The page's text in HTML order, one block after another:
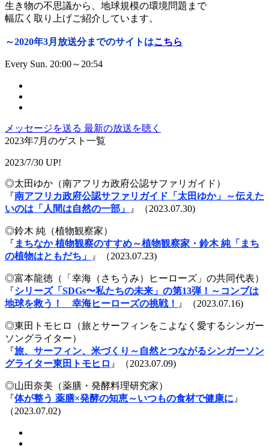
生き物の不思議から、地球規模の環境問題まで
幅広く取り上げご紹介しています。
～2020年3月放送分までのサイトはこちら
Every Sun. 20:00～20:54
メッセージを送る 最新の放送を聴く
2023年7月のゲスト一覧
2023/7/30 UP!
◎太田ゆか（南アフリカ政府公認サファリガイド）
『南アフリカ政府公認サファリガイド「太田ゆか」～伝えた
いのは「人間は自然の一部」
』（2023.07.30)
◎鈴木 純（植物観察家）
『 まちなか 植物観察のすすめ～植物観察家・鈴木 純「まち
の植物はともだち」
』（2023.07.23)
◎富本龍徳（「幸海（さちうみ）ヒーローズ」の共同代表）
『シリーズ「SDGs〜私たちの未来」の第13弾！～コンブは
地球を救う！ 幸海ヒーローズの挑戦！ 』（2023.07.16)
◎東田トモヒロ（旅とサーフィンをこよなく愛するシンガー
ソングライター）
『旅、サーフィン、米づくり～自然とつながるシンガーソン
グライター東田トモヒロ 』（2023.07.09)
◎山田奈美（薬膳・発酵料理研究家）
『体が整う 薬膳×発酵の知恵～いつもの食材で健康に 』
（2023.07.02)